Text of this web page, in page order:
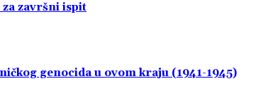
završni ispit
genocida u ovom kraju (1941-1945)